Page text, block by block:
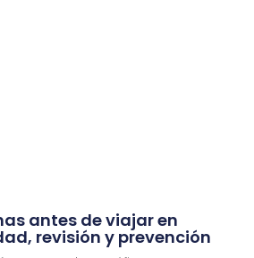
antes de viajar en
revisión y prevención